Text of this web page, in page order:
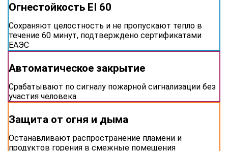
Огнестойкость EI 60
Сохраняют целостность и не пропускают тепло в
течение 60 минут, подтверждено сертификатами
ЕАЭС
Автоматическое закрытие
Срабатывают по сигналу пожарной сигнализации без
участия человека
Защита от огня и дыма
Останавливают распространение пламени и
продуктов горения в смежные помещения